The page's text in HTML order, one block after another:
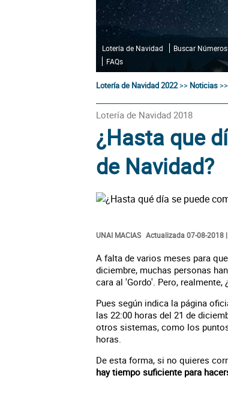
Lotería de Navidad Buscar Números
FAQs
Lotería de Navidad 2022>> Noticias>>
Lotería de Navidad 2018
¿Hasta que
de Navidad?
UNAI MACIAS Actualizada 07-08-2018
A falta de varios meses para
diciembre, muchas personas
cara al 'Gordo'. Pero,
Pues según indica la página
las 22:00 horas del 21 de
otros sistemas, como los
horas.
De esta forma, si no quieres
hay tiempo suficiente para